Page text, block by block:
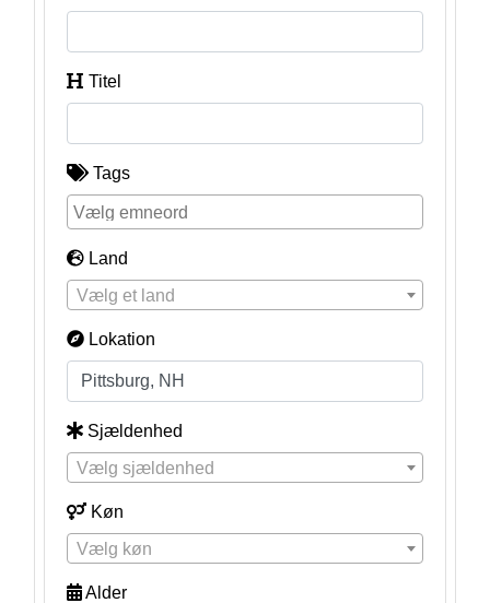
Titel
Tags
Land
Vælg et land
Lokation
Sjældenhed
Vælg sjældenhed
Køn
Vælg køn
Alder